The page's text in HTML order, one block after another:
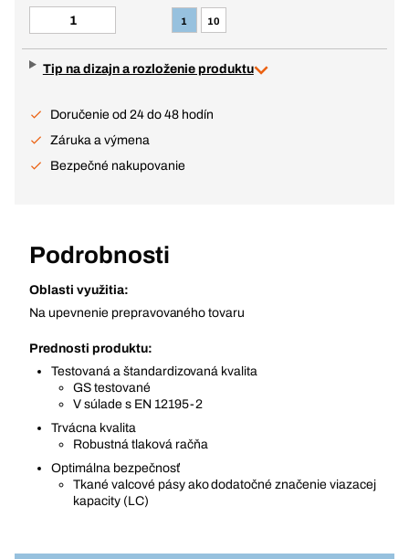
1 10
Tip na dizajn a rozloženie produktu
Doručenie od 24 do 48 hodín
Záruka a výmena
Bezpečné nakupovanie
Podrobnosti
Oblasti využitia:
Na upevnenie prepravovaného tovaru
Prednosti produktu:
Testovaná a štandardizovaná kvalita
GS testované
V súlade s EN 12195-2
Trvácna kvalita
Robustná tlaková račňa
Optimálna bezpečnosť
Tkané valcové pásy ako dodatočné značenie viazacej
kapacity (LC)